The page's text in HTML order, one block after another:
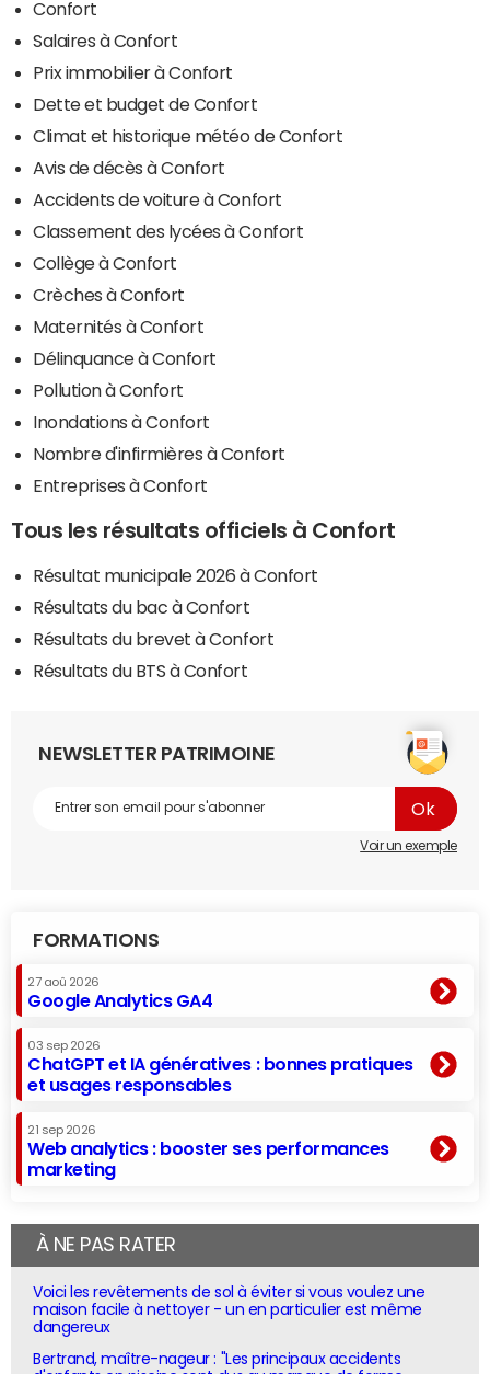
Confort
Salaires à Confort
Prix immobilier à Confort
Dette et budget de Confort
Climat et historique météo de Confort
Avis de décès à Confort
Accidents de voiture à Confort
Classement des lycées à Confort
Collège à Confort
Crèches à Confort
Maternités à Confort
Délinquance à Confort
Pollution à Confort
Inondations à Confort
Nombre d'infirmières à Confort
Entreprises à Confort
Tous les résultats officiels à Confort
Résultat municipale 2026 à Confort
Résultats du bac à Confort
Résultats du brevet à Confort
Résultats du BTS à Confort
NEWSLETTER PATRIMOINE
Voir un exemple
FORMATIONS
27 aoû 2026
Google Analytics GA4
03 sep 2026
ChatGPT et IA génératives : bonnes pratiques
et usages responsables
21 sep 2026
Web analytics : booster ses performances
marketing
À NE PAS RATER
Voici les revêtements de sol à éviter si vous voulez une
maison facile à nettoyer - un en particulier est même
dangereux
Bertrand, maître-nageur : "Les principaux accidents